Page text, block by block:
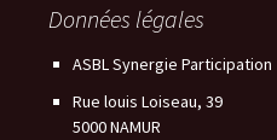
Données légales
ASBL Synergie Participation
Rue louis Loiseau, 39
5000 NAMUR